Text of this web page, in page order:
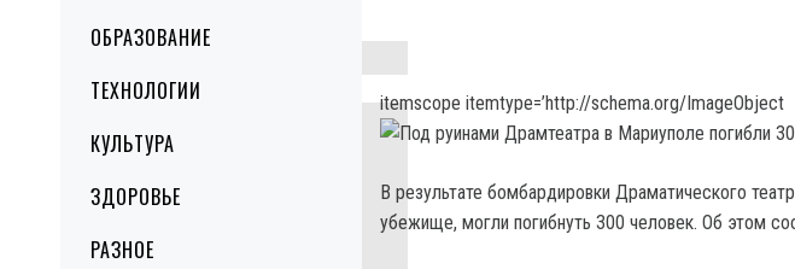
ОБРАЗОВАНИЕ
ТЕХНОЛОГИИ
КУЛЬТУРА
ЗДОРОВЬЕ
РАЗНОЕ
itemscope itemtype=’http://schema.org/ImageObject
В результате бомбардировки Драматического
убежище, могли погибнуть 300 человек. Об этом